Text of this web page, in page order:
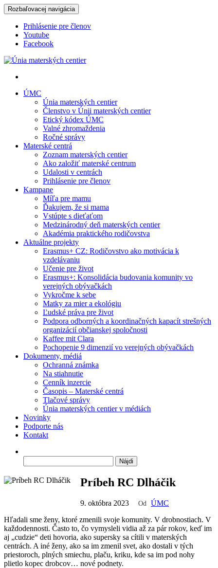
Rozbaľovacej navigácia
Prihlásenie pre členov
Youtube
Facebook
Únia materských centier
ÚMC
Únia materských centier
Členstvo v Únii materských centier
Etický kódex ÚMC
Valné zhromaždenia
Ročné správy
Materské centrá
Zoznam materských centier
Ako založiť materské centrum
Udalosti v centrách
Prihlásenie pre členov
Kampane
Míľa pre mamu
Ďakujem, že si mama
Vstúpte s dieťaťom
Medzinárodný deň materských centier
Akadémia praktického rodičovstva
Aktuálne projekty
Erasmus+ CZ: Rodičovstvo ako motivácia k
vzdelávaniu
Učenie pre život
Erasmus+: Konsolidácia budovania komunity vo
verejných obývačkách
Vykročme k sebe
Matky za mier a ekológiu
Ľudské práva pre život
Podpora odborných a koordinačných kapacít strešných
organizácií občianskej spoločnosti
Kaffee mit Clara
Pochopenie 9 dimenzií vo verejných obývačkách
Dokumenty, médiá
Ochranná známka
Na stiahnutie
Cenník inzercie
Časopis – Materské centrá
Tlačové správy
Únia materských centier v médiách
Novinky
Podporte nás
Kontakt
Príbeh RC Dlháčik
9. októbra 2023 Od
ÚMC
Hľadali sme ženy, ktoré zmenili svoje komunity. V drobnostiach. V
každodennosti. Často to, čo vymysleli vidia až za pár rokov, keď im
aj „cudzie“ deti hovoria, ako supersky sa cítili v materských
centrách. A iné ženy, ako sa im zmenil svet, ako dostali v tých
priestoroch, plných smiechu, plaču, kriku, kde sa im pod nohy
plietlo kopec drobcov… nové podnety.